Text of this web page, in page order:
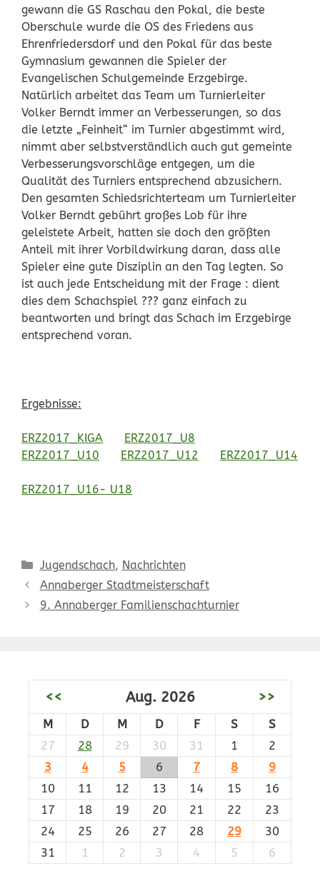
gewann die GS Raschau den Pokal, die beste
Oberschule wurde die OS des Friedens aus
Ehrenfriedersdorf und den Pokal für das beste
Gymnasium gewannen die Spieler der
Evangelischen Schulgemeinde Erzgebirge.
Natürlich arbeitet das Team um Turnierleiter
Volker Berndt immer an Verbesserungen, so das
die letzte „Feinheit“ im Turnier abgestimmt wird,
nimmt aber selbstverständlich auch gut gemeinte
Verbesserungsvorschläge entgegen, um die
Qualität des Turniers entsprechend abzusichern.
Den gesamten Schiedsrichterteam um Turnierleiter
Volker Berndt gebührt großes Lob für ihre
geleistete Arbeit, hatten sie doch den größten
Anteil mit ihrer Vorbildwirkung daran, dass alle
Spieler eine gute Disziplin an den Tag legten. So
ist auch jede Entscheidung mit der Frage : dient
dies dem Schachspiel ??? ganz einfach zu
beantworten und bringt das Schach im Erzgebirge
entsprechend voran.
Ergebnisse:
ERZ2017_KIGA
ERZ2017_U8
ERZ2017_U10
ERZ2017_U12 ERZ2017_U14
ERZ2017_U16- U18
Kategorien
Jugendschach, Nachrichten
Annaberger Stadtmeisterschaft
9. Annaberger Familienschachturnier
<< Aug. 2026 >>
M D M D F S
S
27
28 29 30 31 1
2
3
4 5 6 7 8
9
10
11 12 13 14 15
16
17
18 19 20 21 22
23
24
25 26 27 28 29
30
31
1 2 3 4 5 6